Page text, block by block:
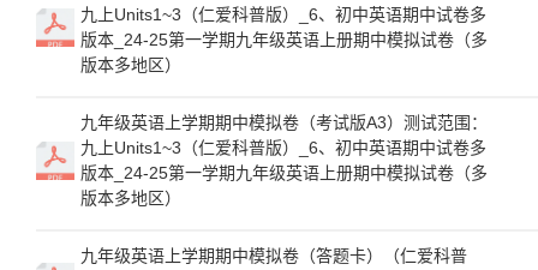
九上Units1~3（仁爱科普版）_6、初中英语期中试卷多
版本_24-25第一学期九年级英语上册期中模拟试卷（多
版本多地区）
九年级英语上学期期中模拟卷（考试版A3）测试范围：
九上Units1~3（仁爱科普版）_6、初中英语期中试卷多
版本_24-25第一学期九年级英语上册期中模拟试卷（多
版本多地区）
九年级英语上学期期中模拟卷（答题卡）（仁爱科普